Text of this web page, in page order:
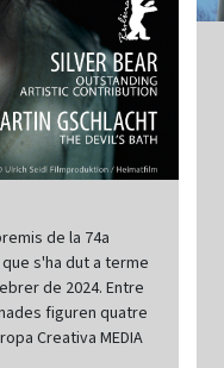
de la 74a
s'ha dut a terme
de 2024. Entre
figuren quatre
Creativa MEDIA